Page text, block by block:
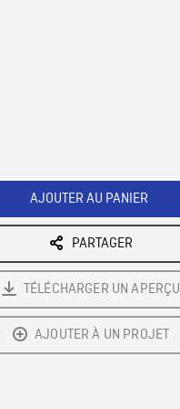
AJOUTER AU PANIER
PARTAGER
TÉLÉCHARGER UN APERÇU
AJOUTER À UN PROJET